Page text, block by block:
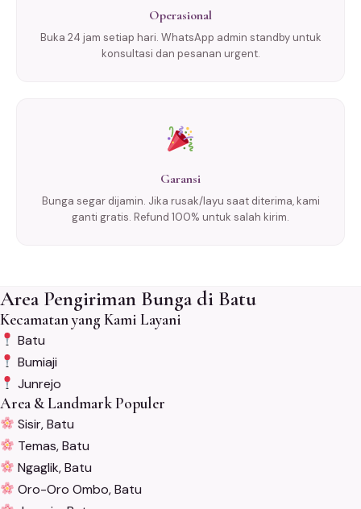
Operasional
Buka 24 jam setiap hari. WhatsApp admin standby untuk
konsultasi dan pesanan urgent.
Garansi
Bunga segar dijamin. Jika rusak/layu saat diterima, kami
ganti gratis. Refund 100% untuk salah kirim.
Area Pengiriman Bunga di Batu
Kecamatan yang Kami Layani
Batu
Bumiaji
Junrejo
Area & Landmark Populer
Sisir, Batu
Temas, Batu
Ngaglik, Batu
Oro-Oro Ombo, Batu